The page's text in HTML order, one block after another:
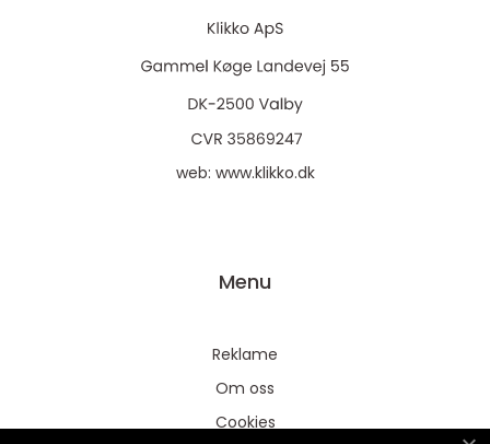
web: www.klikko.dk
Menu
Reklame
Om oss
Cookies